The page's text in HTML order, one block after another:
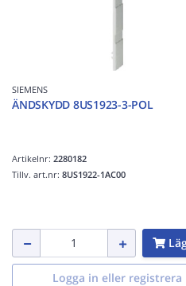
SIEMENS
ÄNDSKYDD 8US1923-3-POL
Artikelnr: 2280182
Tillv. art.nr: 8US1922-1AC00
Logga in eller registrera